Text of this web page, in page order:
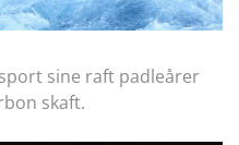
sine raft padleårer
skaft.